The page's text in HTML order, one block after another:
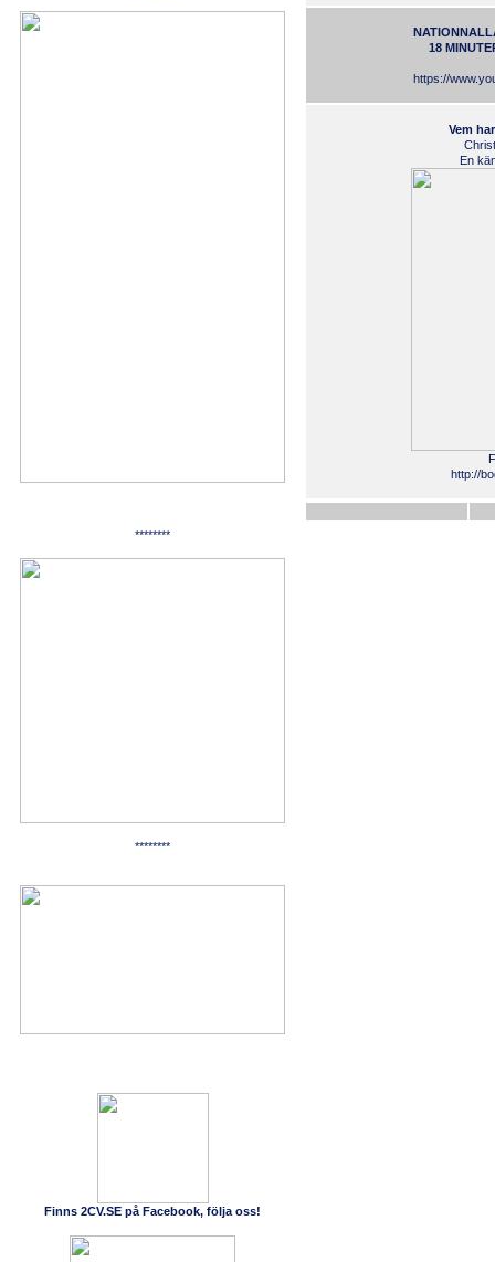
********
********
Finns 2CV.SE på Facebook, följa oss!
18
https://
Vem
En
http://